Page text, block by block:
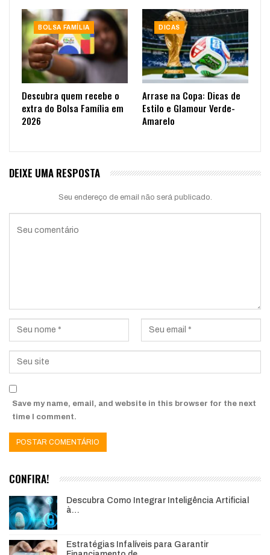
BOLSA FAMÍLIA
Descubra quem recebe o
extra do Bolsa Família em
2026
DICAS
Arrase na Copa: Dicas de
Estilo e Glamour Verde-
Amarelo
DEIXE UMA RESPOSTA
Seu endereço de email não será publicado.
Save my name, email, and website in this browser for the next
time I comment.
CONFIRA!
Descubra Como Integrar Inteligência Artificial
à…
Estratégias Infalíveis para Garantir